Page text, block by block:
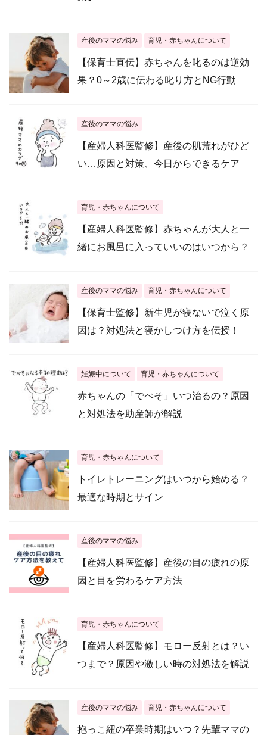
産後のママの悩み 育児・赤ちゃんについて
【保育士直伝】赤ちゃんを叱るのは逆効
果？0～2歳に伝わる叱り方とNG行動
産後のママの悩み
【産婦人科医監修】産後の肌荒れがひど
い…原因と対策、今日からできるケア
育児・赤ちゃんについて
【産婦人科医監修】赤ちゃんが大人と一
緒にお風呂に入っていいのはいつから？
産後のママの悩み 育児・赤ちゃんについて
【保育士監修】新生児が寝ないで泣く原
因は？対処法と寝かしつけ方を伝授！
妊娠中について 育児・赤ちゃんについて
赤ちゃんの「でべそ」いつ治るの？原因
と対処法を助産師が解説
育児・赤ちゃんについて
トイレトレーニングはいつから始める？
最適な時期とサイン
産後のママの悩み
【産婦人科医監修】産後の目の疲れの原
因と目を労わるケア方法
育児・赤ちゃんについて
【産婦人科医監修】モロー反射とは？い
つまで？原因や激しい時の対処法を解説
産後のママの悩み 育児・赤ちゃんについて
抱っこ紐の卒業時期はいつ？先輩ママの